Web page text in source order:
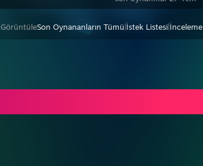
GörüntüleSon Oynananların Tümü İstek Listesi İnceleme